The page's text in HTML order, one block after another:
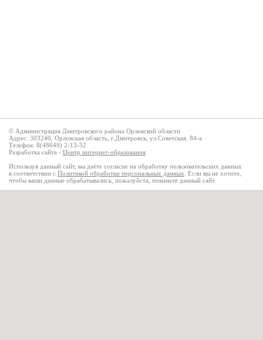
© Администрация Дмитровского района Орловской области
Адрес: 303240, Орловская область, г.Дмитровск, ул.Советская. 84-а
Телефон: 8(48649) 2-13-52
Разработка сайта - Центр интернет-образования
Используя данный сайт, вы даёте согласие на обработку пользовательских данных
в соответствии с Политикой обработки персональных данных . Если вы не хотите,
чтобы ваши данные обрабатывались, пожалуйста, покиньте данный сайт.